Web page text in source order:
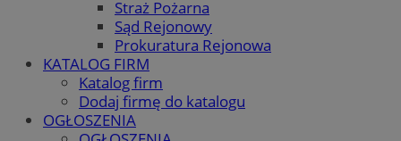
Straż Pożarna
Sąd Rejonowy
Prokuratura Rejonowa
KATALOG FIRM
Katalog firm
Dodaj firmę do katalogu
OGŁOSZENIA